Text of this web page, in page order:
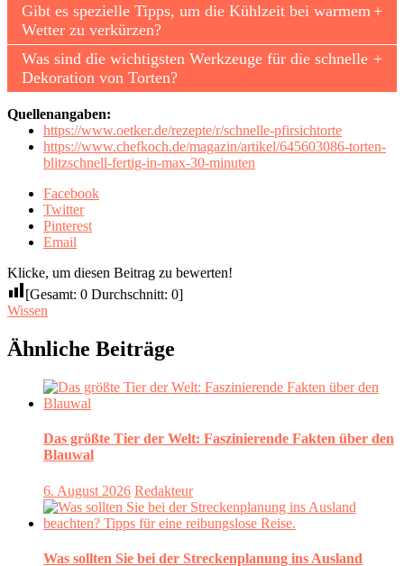
Gibt es spezielle Tipps, um die Kühlzeit bei warmem
Wetter zu verkürzen?
Was sind die wichtigsten Werkzeuge für die schnelle
Dekoration von Torten?
Quellenangaben:
https://www.oetker.de/rezepte/r/schnelle-pfirsichtorte
https://www.chefkoch.de/magazin/artikel/645603086-torten-
blitzschnell-fertig-in-max-30-minuten
Facebook
Twitter
Pinterest
Email
Klicke, um diesen Beitrag zu bewerten!
[Gesamt: 0 Durchschnitt: 0]
Wissen
Ähnliche Beiträge
Das größte Tier der Welt: Faszinierende Fakten über den
Blauwal
6. August 2026 Redakteur
Was sollten Sie bei der Streckenplanung ins Ausland